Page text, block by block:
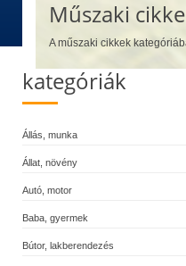
Műszaki
A műszaki cikkek
kategóriák
Állás, munka
Állat, növény
Autó, motor
Baba, gyermek
Bútor, lakberendezés